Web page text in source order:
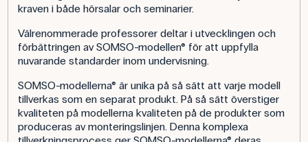
kraven i både hörsalar och seminarier.
Välrenommerade professorer deltar i utvecklingen och
förbättringen av SOMSO-modellen® för att uppfylla
nuvarande standarder inom undervisning.
SOMSO-modellerna® är unika på så sätt att varje modell
tillverkas som en separat produkt. På så sätt överstiger
kvaliteten på modellerna kvaliteten på de produkter som
produceras av monteringslinjen. Denna komplexa